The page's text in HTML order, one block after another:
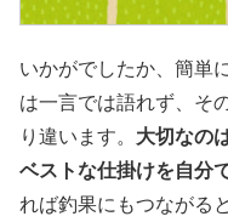
いかがでしたか、簡単
は一言では語れず、そ
り違います。 大切なの
ベストな仕掛けを自分
れば釣果にもつながる